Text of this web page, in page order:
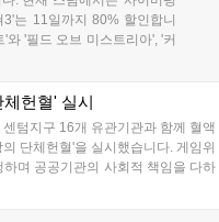
는 11일까지 80% 할인합니
'필드 오브 미스트리아', '커
편, 7일 출시된 '마블 투혼'은
랜드'는 7년 만의 대규모 업
할인 중입니다....
헌혈' 실시
텀지구 16개 유관기관과 함께 혈액
단체헌혈'을 실시했습니다. 게임위
며 공공기관의 사회적 책임을 다하
원회 등 14개 기관 임직원이 동참